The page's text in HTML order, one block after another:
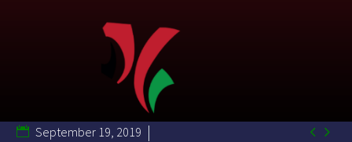
 
September 19, 2019